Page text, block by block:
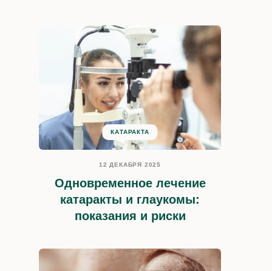
Социальные сети
YTOK
КАТАРАКТА
12 ДЕКАБРЯ 2025
Одновременное лечение
катаракты и глаукомы:
показания и риски